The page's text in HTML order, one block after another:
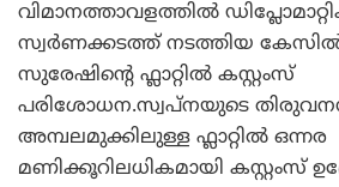
വിമാനത്താവളത്തിൽ
സ്വർണക്കടത്ത് നടത്തിയ
സുരേഷിന്റെ ഫ്ലാറ്റിൽ കസ്റ്റംസ്
പരിശോധന.സ്വപ്നയുടെ
അമ്പലമുക്കിലുള്ള ഫ്ലാറ്റിൽ ഒന്നര
മണിക്കൂറിലധികമായി കസ്റ്റംസ്